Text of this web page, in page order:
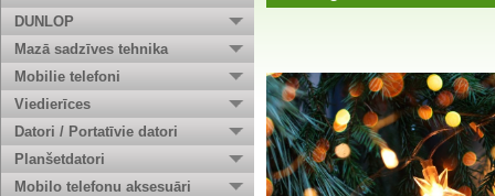
DUNLOP
Mazā sadzīves tehnika
Mobilie telefoni
Viedierīces
Datori / Portatīvie datori
Planšetdatori
Mobilo telefonu aksesuāri